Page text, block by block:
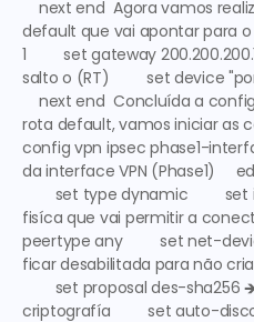
next end  Agora vamos
default que vai apontar para
1         set gateway
salto o (RT) set device "port1"
next end  Concluída a
rota default, vamos iniciar as
config vpn ipsec phase1-
da interface VPN (Phase1)
set type dynamic
fisíca que vai permitir a
peertype any         set net-
ficar desabilitada para não
set proposal des-sha256
criptografía set auto-